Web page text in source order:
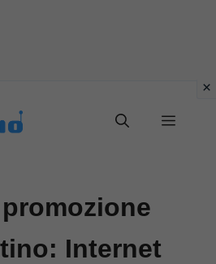
Menu
Internet